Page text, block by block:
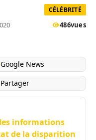
CÉLÉBRITÉ
486vues
Google News
Partager
informations
de la disparition